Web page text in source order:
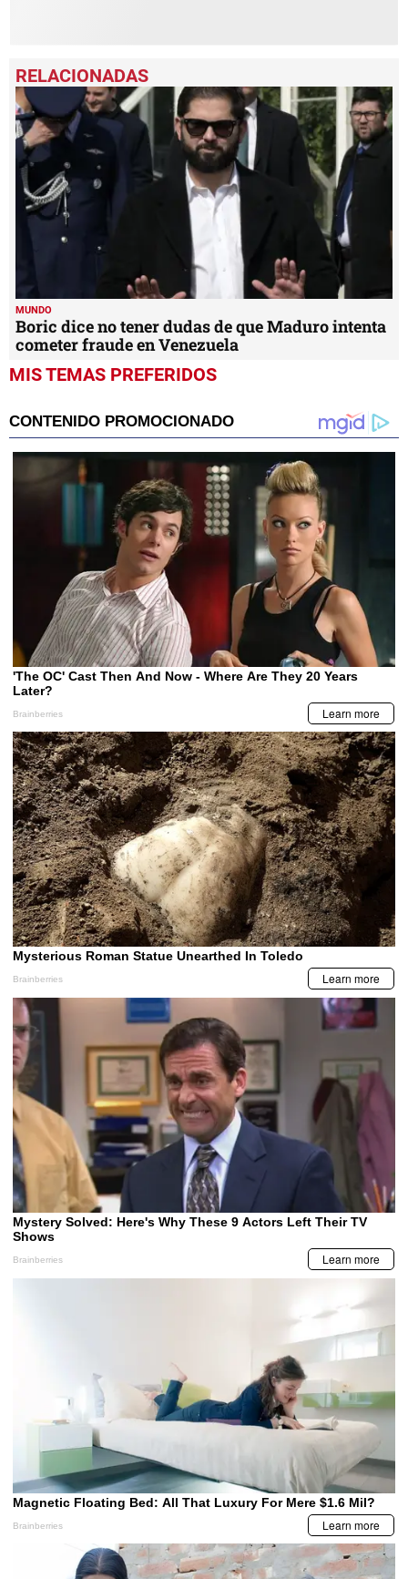
MUNDO
Boric dice no tener dudas de que Maduro intenta
cometer fraude en Venezuela
MIS TEMAS PREFERIDOS